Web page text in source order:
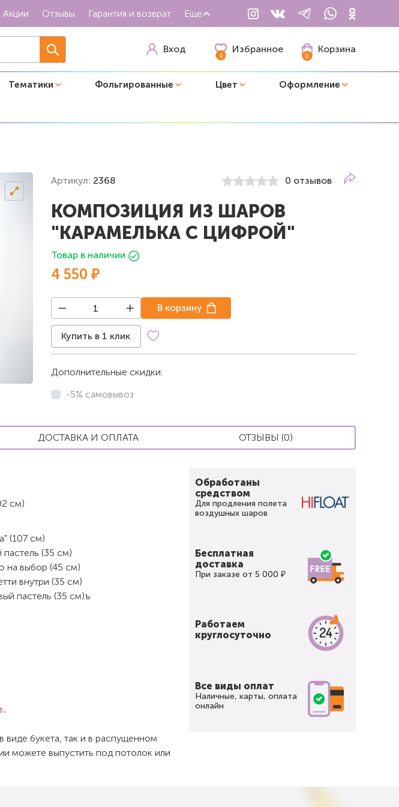
Акции Отзывы Гарантия и возврат Еще
Вход
0
Избранное
0
Корзина
Тематики Фольгированные Цвет Оформление
Артикул: 2368 0 отзывов
КОМПОЗИЦИЯ ИЗ ШАРОВ
"КАРАМЕЛЬКА С ЦИФРОЙ"
Товар в наличии
4 550 ₽
Купить в 1 клик
В корзину
Дополнительные скидки:
-5% самовывоз
ДОСТАВКА И ОПЛАТА ОТЗЫВЫ (0)
см)
(107 см)
(35 см)
на выбор (45 см)
внутри (35 см)
пастель (35 см)ъ
букета, так и в распущенном
можете выпустить под потолок или
Обработаны
средством
Для продления полета
воздушных шаров
Бесплатная
доставка
При заказе от 5 000 ₽
Работаем
круглосуточно
Все виды оплат
Наличные, карты, оплата
онлайн